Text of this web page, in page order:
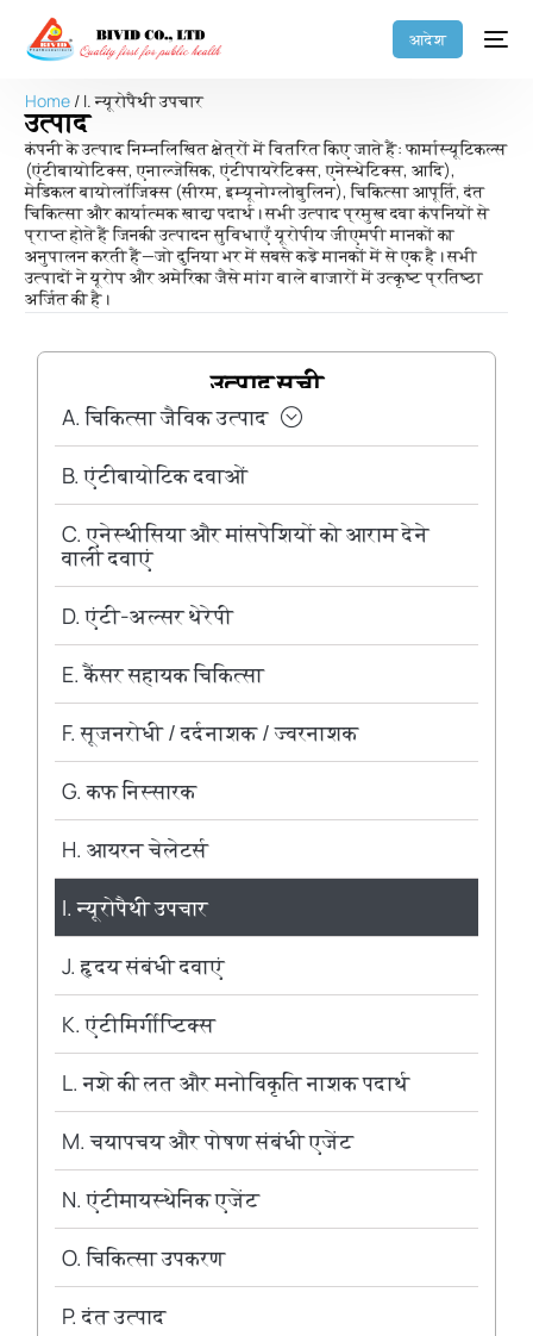
आदेश
Home/ I. न्यूरोपैथी उपचार
उत्पाद
कंपनी के उत्पाद निम्नलिखित क्षेत्रों में वितरित किए जाते हैं: फार्मास्यूटिकल्स
(एंटीबायोटिक्स, एनाल्जेसिक, एंटीपायरेटिक्स, एनेस्थेटिक्स, आदि),
मेडिकल बायोलॉजिक्स (सीरम, इम्यूनोग्लोबुलिन), चिकित्सा आपूर्ति, दंत
चिकित्सा और कार्यात्मक खाद्य पदार्थ। सभी उत्पाद प्रमुख दवा कंपनियों से
प्राप्त होते हैं जिनकी उत्पादन सुविधाएँ यूरोपीय जीएमपी मानकों का
अनुपालन करती हैं—जो दुनिया भर में सबसे कड़े मानकों में से एक है। सभी
उत्पादों ने यूरोप और अमेरिका जैसे मांग वाले बाजारों में उत्कृष्ट प्रतिष्ठा
अर्जित की है।
उत्पाद सूची
A. चिकित्सा जैविक उत्पाद
B. एंटीबायोटिक दवाओं
C. एनेस्थीसिया और मांसपेशियों को आराम देने
वाली दवाएं
D. एंटी-अल्सर थेरेपी
E. कैंसर सहायक चिकित्सा
F. सूजनरोधी / दर्दनाशक / ज्वरनाशक
G. कफ निस्सारक
H. आयरन चेलेटर्स
I. न्यूरोपैथी उपचार
J. हृदय संबंधी दवाएं
K. एंटीमिर्गीप्टिक्स
L. नशे की लत और मनोविकृति नाशक पदार्थ
M. चयापचय और पोषण संबंधी एजेंट
N. एंटीमायस्थेनिक एजेंट
O. चिकित्सा उपकरण
P. दंत उत्पाद